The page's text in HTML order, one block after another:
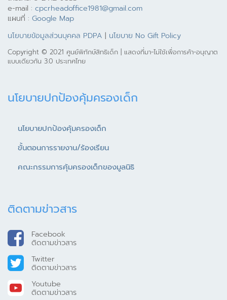
e-mail : cpcrheadoffice1981@gmail.com
แผนที่ : Google Map
นโยบายข้อมูลส่วนบุคคล PDPA | นโยบาย No Gift Policy
Copyright © 2021 ศูนย์พิทักษ์สิทธิเด็ก | แสดงที่มา-ไม่ใช้เพื่อการค้า-อนุญาต
แบบเดียวกัน 3.0 ประเทศไทย
นโยบายปกป้องคุ้มครองเด็ก
นโยบายปกป้องคุ้มครองเด็ก
ขั้นตอนการรายงาน/ร้องเรียน
คณะกรรมการคุ้มครองเด็กของมูลนิธิ
ติดตามข่าวสาร
Facebook
ติดตามข่าวสาร
Twitter
ติดตามข่าวสาร
Youtube
ติดตามข่าวสาร